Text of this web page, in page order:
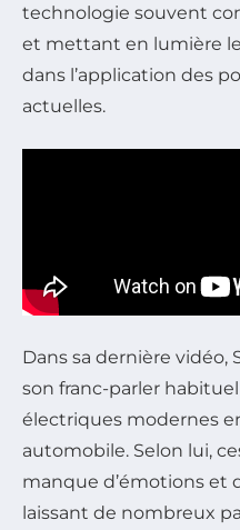
technologie souvent
et mettant en lumière
dans l’application des
actuelles.
Dans sa dernière vidéo,
son franc-parler
électriques modernes
automobile. Selon lui,
manque d’émotions et
laissant de nombreux